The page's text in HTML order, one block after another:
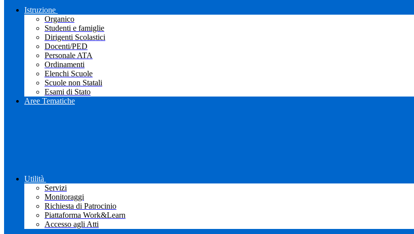
Istruzione
Organico
Studenti e famiglie
Dirigenti Scolastici
Docenti/PED
Personale ATA
Ordinamenti
Elenchi Scuole
Scuole non Statali
Esami di Stato
Aree Tematiche
Utilità
Servizi
Monitoraggi
Richiesta di Patrocinio
Piattaforma Work&Learn
Accesso agli Atti